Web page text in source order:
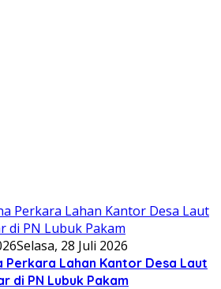
Selasa, 28 Juli 2026
Perkara Lahan Kantor Desa Laut
di PN Lubuk Pakam